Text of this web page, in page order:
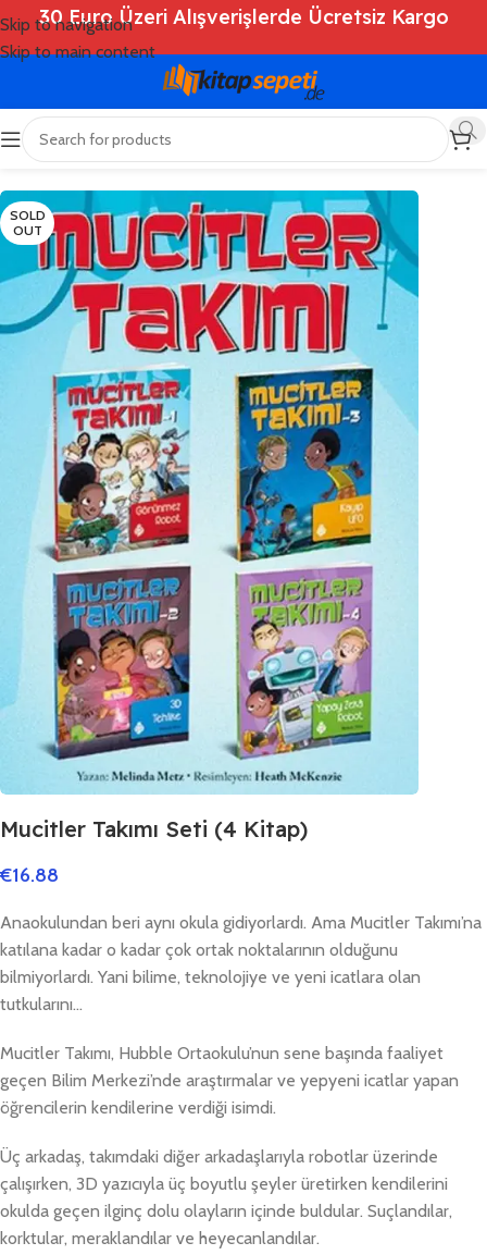
Skip to navigation
Skip to main content
30 Euro Üzeri Alışverişlerde Ücretsiz Kargo
Ana Sayfa Shop
SOLD
OUT
Mucitler Takımı Seti (4 Kitap)
€16.88
Anaokulundan beri aynı okula gidiyorlardı. Ama Mucitler Takımı’na
katılana kadar o kadar çok ortak noktalarının olduğunu
bilmiyorlardı. Yani bilime, teknolojiye ve yeni icatlara olan
tutkularını…
Mucitler Takımı, Hubble Ortaokulu’nun sene başında faaliyet
geçen Bilim Merkezi’nde araştırmalar ve yepyeni icatlar yapan
öğrencilerin kendilerine verdiği isimdi.
Üç arkadaş, takımdaki diğer arkadaşlarıyla robotlar üzerinde
çalışırken, 3D yazıcıyla üç boyutlu şeyler üretirken kendilerini
okulda geçen ilginç dolu olayların içinde buldular. Suçlandılar,
korktular, meraklandılar ve heyecanlandılar.